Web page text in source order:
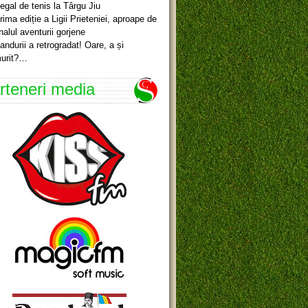
de tenis la Târgu Jiu
ediție a Ligii Prieteniei, aproape de
aventurii gorjene
a retrogradat! Oare, a și
media